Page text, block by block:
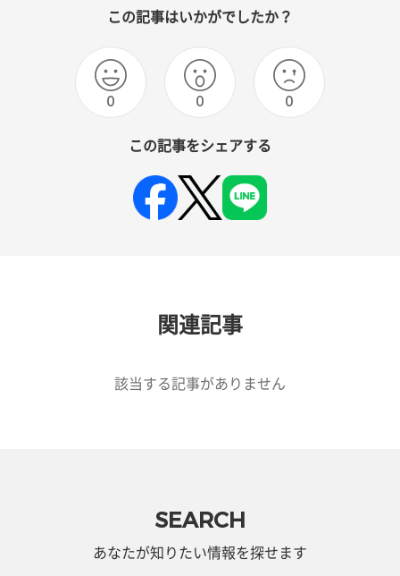
この記事はいかがでしたか？
0 0 0
この記事をシェアする
関連記事
該当する記事がありません
SEARCH
あなたが知りたい情報を探せます